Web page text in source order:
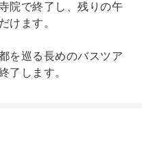
院で終了し、残りの午
けます。
を巡る長めのバスツア
了します。